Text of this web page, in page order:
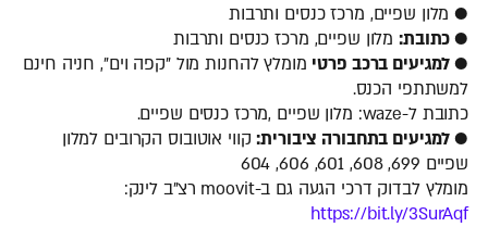
● מלון שפיים, מרכז כנסים ותרבות
● כתובת:מלון שפיים, מרכז כנסים ותרבות
● למגיעים ברכב פרטי מומלץ להחנות מול "קפה וים", חניה חינם
למשתתפי הכנס.
כתובת ל-waze: מלון שפיים ,מרכז כנסים שפיים.
● למגיעים בתחבורה ציבורית:קווי אוטובוס הקרובים למלון
שפיים 699, 608, 601, 606, 604
מומלץ לבדוק דרכי הגעה גם ב-moovit רצ"ב לינק:
https://bit.ly/3SurAqf